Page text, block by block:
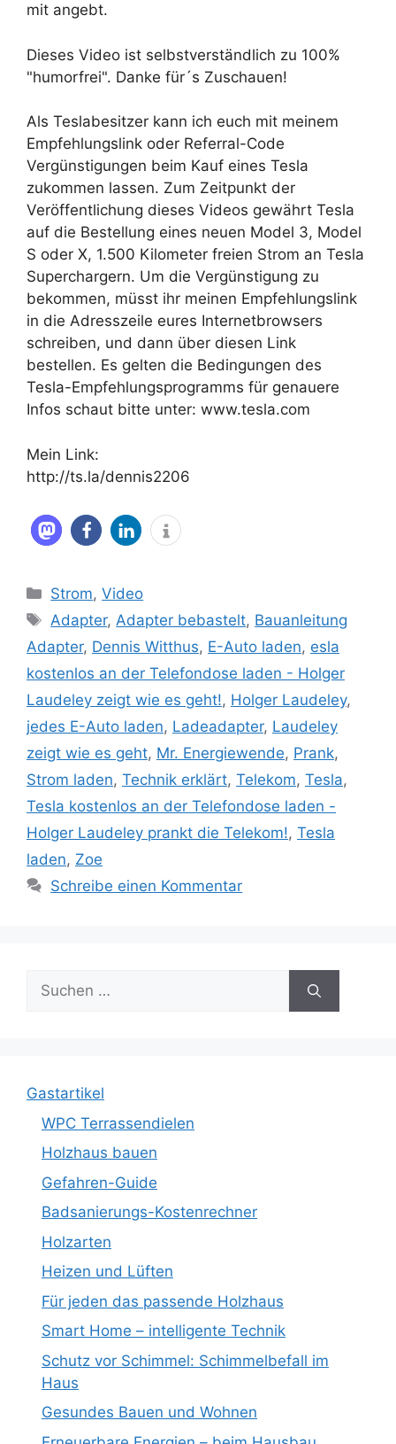
mit angebt.
Dieses Video ist selbstverständlich zu 100%
"humorfrei". Danke für´s Zuschauen!
Als Teslabesitzer kann ich euch mit meinem
Empfehlungslink oder Referral-Code
Vergünstigungen beim Kauf eines Tesla
zukommen lassen. Zum Zeitpunkt der
Veröffentlichung dieses Videos gewährt Tesla
auf die Bestellung eines neuen Model 3, Model
S oder X, 1.500 Kilometer freien Strom an Tesla
Superchargern. Um die Vergünstigung zu
bekommen, müsst ihr meinen Empfehlungslink
in die Adresszeile eures Internetbrowsers
schreiben, und dann über diesen Link
bestellen. Es gelten die Bedingungen des
Tesla-Empfehlungsprogramms für genauere
Infos schaut bitte unter: www.tesla.com
Mein Link:
http://ts.la/dennis2206
Kategorien
Strom,Video
Schlagwörter
Adapter,Adapter bebastelt, Bauanleitung
Adapter, Dennis Witthus, E-Auto laden, esla
kostenlos an der Telefondose laden - Holger
Laudeley zeigt wie es geht!, Holger Laudeley,
jedes E-Auto laden, Ladeadapter, Laudeley
zeigt wie es geht, Mr. Energiewende, Prank,
Strom laden, Technik erklärt, Telekom, Tesla,
Tesla kostenlos an der Telefondose laden -
Holger Laudeley prankt die Telekom!, Tesla
laden, Zoe
Schreibe einen Kommentar
Suche
nach:
Gastartikel
WPC Terrassendielen
Holzhaus bauen
Gefahren-Guide
Badsanierungs-Kostenrechner
Holzarten
Heizen und Lüften
Für jeden das passende Holzhaus
Smart Home – intelligente Technik
Schutz vor Schimmel: Schimmelbefall im
Haus
Gesundes Bauen und Wohnen